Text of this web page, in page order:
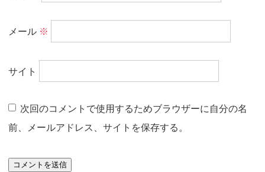
メール ※
サイト
次回のコメントで使用するためブラウザーに自分の名
前、メールアドレス、サイトを保存する。